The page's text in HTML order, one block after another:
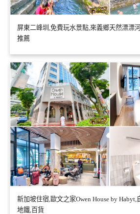
屏東二峰圳,免費玩水景點,來義鄉天然漂漂
推薦
新加坡住宿,歐文之家Owen House by
地鐵,百貨